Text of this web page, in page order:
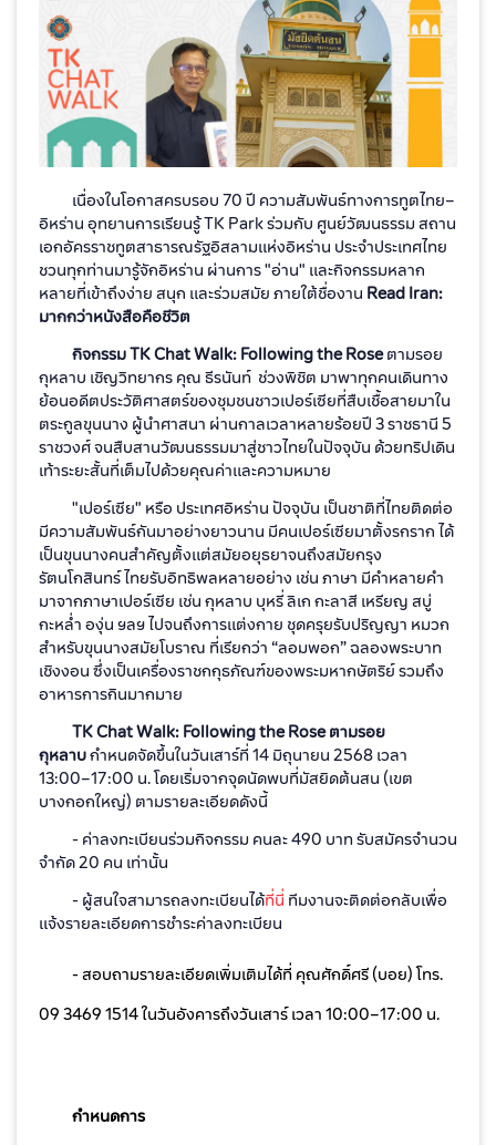
เนื่องในโอกาสครบรอบ 70 ปี ความสัมพันธ์ทางการทูตไทย–
อิหร่าน อุทยานการเรียนรู้ TK Park ร่วมกับ ศูนย์วัฒนธรรม สถาน
เอกอัครราชทูตสาธารณรัฐอิสลามแห่งอิหร่าน ประจำประเทศไทย
ชวนทุกท่านมารู้จักอิหร่าน ผ่านการ "อ่าน" และกิจกรรมหลาก
หลายที่เข้าถึงง่าย สนุก และร่วมสมัย ภายใต้ชื่องาน Read Iran:
มากกว่าหนังสือคือชีวิต
กิจกรรมTK Chat Walk: Following the Roseตามรอย
กุหลาบ เชิญวิทยากร คุณ ธีรนันท์ ช่วงพิชิต มาพาทุกคนเดินทาง
ย้อนอดีตประวัติศาสตร์ของชุมชนชาวเปอร์เซียที่สืบเชื้อสายมาใน
ตระกูลขุนนาง ผู้นำศาสนา ผ่านกาลเวลาหลายร้อยปี 3 ราชธานี 5
ราชวงศ์ จนสืบสานวัฒนธรรมมาสู่ชาวไทยในปัจจุบัน ด้วยทริปเดิน
เท้าระยะสั้นที่เต็มไปด้วยคุณค่าและความหมาย
"เปอร์เซีย" หรือ ประเทศอิหร่าน ปัจจุบัน เป็นชาติที่ไทยติดต่อ
มีความสัมพันธ์กันมาอย่างยาวนาน มีคนเปอร์เซียมาตั้งรกราก ได้
เป็นขุนนางคนสำคัญตั้งแต่สมัยอยุธยาจนถึงสมัยกรุง
รัตนโกสินทร์ ไทยรับอิทธิพลหลายอย่าง เช่น ภาษา มีคำหลายคำ
มาจากภาษาเปอร์เซีย เช่น กุหลาบ บุหรี่ ลิเก กะลาสี เหรียญ สบู่
กะหล่ำ องุ่น ฯลฯ ไปจนถึงการแต่งกาย ชุดครุยรับปริญญา หมวก
สำหรับขุนนางสมัยโบราณ ที่เรียกว่า “ลอมพอก” ฉลองพระบาท
เชิงงอน ซึ่งเป็นเครื่องราชกกุธภัณฑ์ของพระมหากษัตริย์ รวมถึง
อาหารการกินมากมาย
TK Chat Walk: Following the Rose ตามรอย
กุหลาบกำหนดจัดขึ้นในวันเสาร์ที่ 14 มิถุนายน 2568 เวลา
13:00–17:00 น. โดยเริ่มจากจุดนัดพบที่มัสยิดต้นสน (เขต
บางกอกใหญ่) ตามรายละเอียดดังนี้
- ค่าลงทะเบียนร่วมกิจกรรม คนละ 490 บาท รับสมัครจำนวน
จำกัด 20 คน เท่านั้น
- ผู้สนใจสามารถลงทะเบียนได้ที่นี่ ทีมงานจะติดต่อกลับเพื่อ
แจ้งรายละเอียดการชำระค่าลงทะเบียน
- สอบถามรายละเอียดเพิ่มเติมได้ที่ คุณศักดิ์ศรี (บอย) โทร.
09 3469 1514 ในวันอังคารถึงวันเสาร์ เวลา 10:00–17:00 น.
กำหนดการ